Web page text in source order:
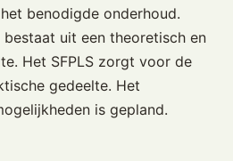
benodigde onderhoud.
uit een theoretisch en
Het SFPLS zorgt voor de
gedeelte. Het
is gepland.